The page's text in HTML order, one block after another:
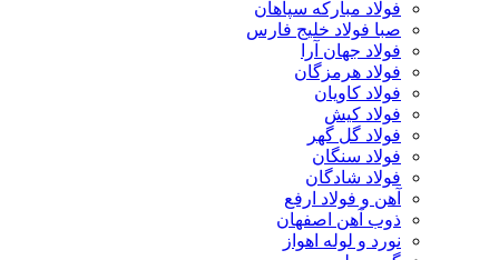
فولاد مبارکه سپاهان
صبا فولاد خلیج فارس
فولاد جهان آرا
فولاد هرمزگان
فولاد کاویان
فولاد کیش
فولاد گل گهر
فولاد سنگان
فولاد شادگان
آهن و فولاد ارفع
ذوب آهن اصفهان
نورد و لوله اهواز